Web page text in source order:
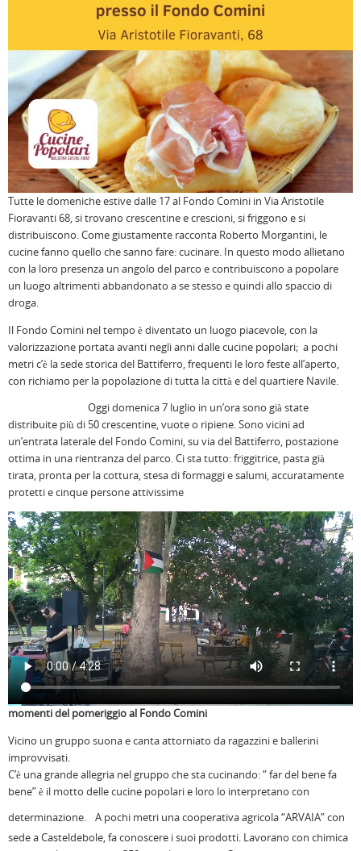
Tutte le domeniche estive dalle 17 al Fondo Comini in Via Aristotile
Fioravanti 68, si trovano crescentine e crescioni, si friggono e si
distribuiscono. Come giustamente racconta Roberto Morgantini, le
cucine fanno quello che sanno fare: cucinare. In questo modo allietano
con la loro presenza un angolo del parco e contribuiscono a popolare
un luogo altrimenti abbandonato a se stesso e quindi allo spaccio di
droga.
Il Fondo Comini nel tempo è diventato un luogo piacevole, con la
valorizzazione portata avanti negli anni dalle cucine popolari; a pochi
metri c’è la sede storica del Battiferro, frequenti le loro feste all’aperto,
con richiamo per la popolazione di tutta la città e del quartiere Navile.
Oggi domenica 7 luglio in un’ora sono già state
distribuite più di 50 crescentine, vuote o ripiene. Sono vicini ad
un’entrata laterale del Fondo Comini, su via del Battiferro, postazione
ottima in una rientranza del parco. Ci sta tutto: friggitrice, pasta già
tirata, pronta per la cottura, stesa di formaggi e salumi, accuratamente
protetti e cinque persone attivissime
momenti del pomeriggio al Fondo Comini
Vicino un gruppo suona e canta attorniato da ragazzini e ballerini
improvvisati.
C’è una grande allegria nel gruppo che sta cucinando: ” far del bene fa
bene” è il motto delle cucine popolari e loro lo interpretano con
determinazione.
A pochi metri una cooperativa agricola “ARVAIA” con
sede a Casteldebole, fa conoscere i suoi prodotti. Lavorano con chimica